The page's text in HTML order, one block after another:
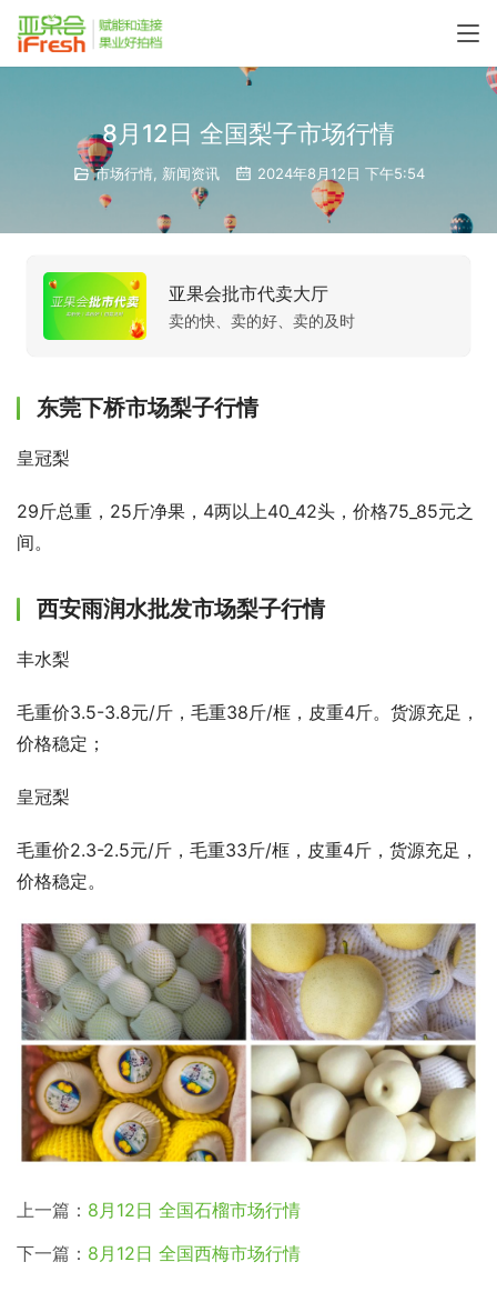
8月12日 全国梨子市场行情
市场行情, 新闻资讯 2024年8月12日 下午5:54
亚果会批市代卖大厅
卖的快、卖的好、卖的及时
东莞下桥市场梨子行情
皇冠梨
29斤总重，25斤净果，4两以上40_42头，价格75_85元之
间。
西安雨润水批发市场梨子行情
丰水梨
毛重价3.5-3.8元/斤，毛重38斤/框，皮重4斤。货源充足，
价格稳定；
皇冠梨
毛重价2.3-2.5元/斤，毛重33斤/框，皮重4斤，货源充足，
价格稳定。
上一篇： 8月12日 全国石榴市场行情
下一篇： 8月12日 全国西梅市场行情